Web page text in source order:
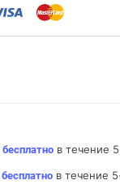
бесплатно в течение
бесплатно в течение